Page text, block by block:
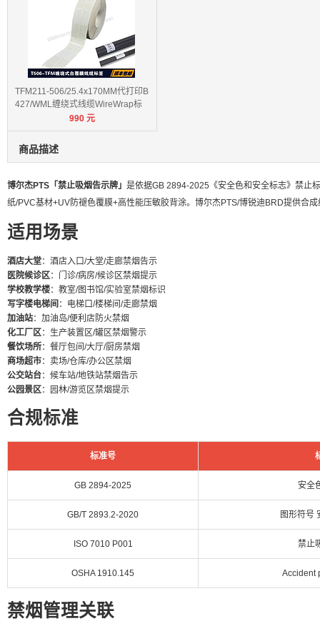
TFM211-506/25.4x170MM代打印B
427/WML缠绕式线缆WireWrap标
990元
商品描述
博尔杰PTS「禁止吸烟告示牌」 是依据GB 2894-2025《安全色和安全标志》禁止
纸/PVC基材+UV防褪色覆膜+高性能压敏胶背涂。博尔杰PTS/博锐迪BRD提供合
适用场景
酒店大堂：酒店入口/大堂/走廊禁烟告示
医院候诊区：门诊/病房/候诊区禁烟提示
学校教学楼：教室/图书馆/实验室禁烟标识
写字楼电梯间 ：电梯口/楼梯间/走廊禁烟
加油站：加油岛/便利店防火禁烟
化工厂区：生产装置区/罐区禁烟警示
餐饮场所：餐厅包间/大厅/厨房禁烟
商场超市：卖场/仓库/办公区禁烟
公交站台：候车站/地铁站禁烟告示
公园景区：园林/游览区禁烟提示
合规标准
标准号
GB 2894-2025 安全
GB/T 2893.2-2020 图形符号
ISO 7010 P001 禁止
OSHA 1910.145 Accident
禁烟管理关联